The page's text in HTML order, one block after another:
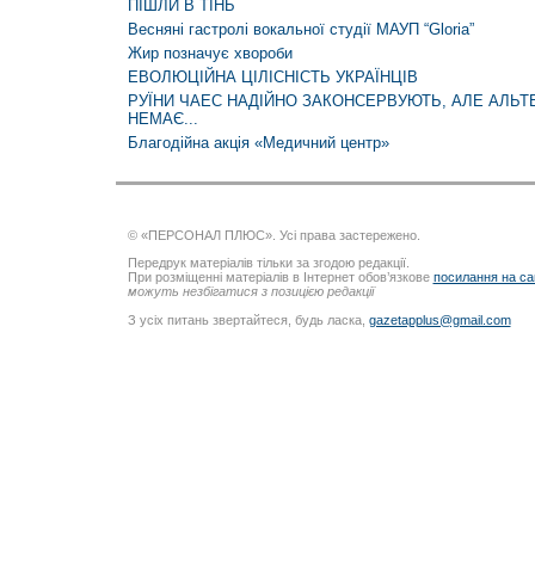
ПІШЛИ В ТІНЬ
Весняні гастролі вокальної студії МАУП “Gloria”
Жир позначує хвороби
ЕВОЛЮЦІЙНА ЦІЛІСНІСТЬ УКРАЇНЦІВ
РУЇНИ ЧАЕС НАДІЙНО ЗАКОНСЕРВУЮТЬ, АЛЕ
НЕМАЄ...
Благодійна акція «Медичний центр»
© «ПЕРСОНАЛ ПЛЮС». Усі права застережено.
Передрук матеріалів тільки за згодою редакції.
При розміщенні матеріалів в Інтернет обов’язкове посилання на
можуть незбігатися з позицією редакції
З усіх питань звертайтеся, будь ласка, gazetapplus@gmail.com